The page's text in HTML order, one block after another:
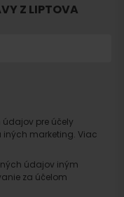
Z LIPTOVA
pre účely
marketing. Viac
údajov iným
za účelom